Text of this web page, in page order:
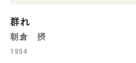
群れ
朝倉 摂
1954